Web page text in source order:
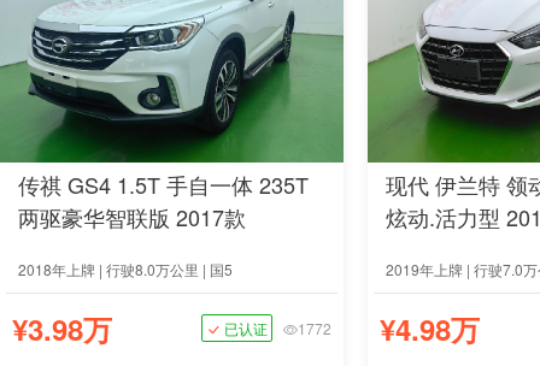
传祺 GS4 1.5T 手自一体 235T
两驱豪华智联版 2017款
2018年上牌 | 行驶8.0万公里 | 国5
¥3.98万 已认证 1772
现代 伊兰特 领
炫动.活力型
2019年上牌 | 行驶7.0
¥4.98万